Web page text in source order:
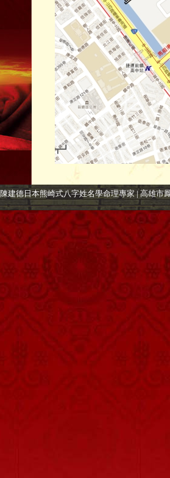
陳建德日本熊崎式八字姓名學命理專家 | 高雄市